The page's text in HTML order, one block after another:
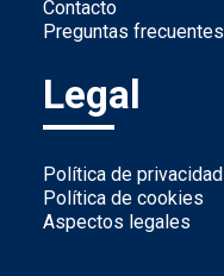
Contacto
Preguntas frecuentes
Legal
Política de privacidad
Política de cookies
Aspectos legales